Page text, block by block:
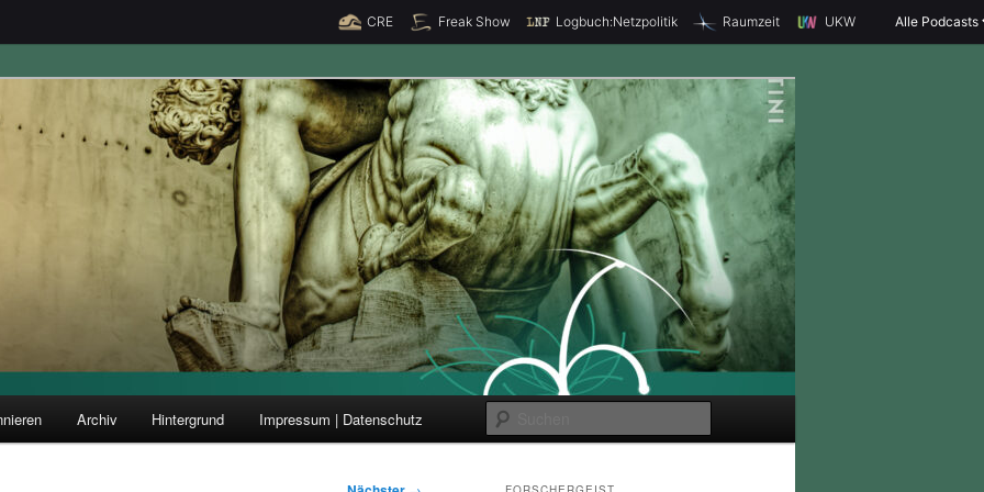
CRE Freak Show Logbuch:Netzpolitik Raumzeit UKW Alle Podcasts
und Forschung
u
Archiv Hintergrund Impressum | Datenschutz